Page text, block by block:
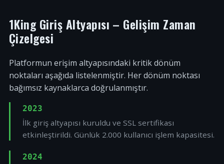
1King Giriş Altyapısı – Gelişim Zaman
Çizelgesi
Platformun erişim altyapısındaki kritik dönüm
noktaları aşağıda listelenmiştir. Her dönüm noktası
bağımsız kaynaklarca doğrulanmıştır.
2023
İlk giriş altyapısı kuruldu ve SSL sertifikası
etkinleştirildi. Günlük 2.000 kullanıcı işlem kapasitesi.
2024